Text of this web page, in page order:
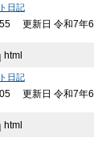
日記
更新日 令和7
html
日記
更新日 令和7
html